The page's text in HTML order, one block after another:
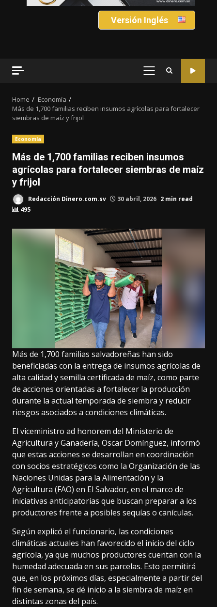
Versión Inglés
PRIMARY
Home
Economía
Más de 1,700 familias reciben insumos agrícolas para fortalecer
siembras de maíz y frijol
Economía
Más de 1,700 familias reciben insumos
agrícolas para fortalecer siembras de maíz
y frijol
Redacción Dinero.com.sv 30 abril, 2026 2 min read
495
Más de 1,700 familias salvadoreñas han sido
beneficiadas con la entrega de insumos agrícolas de
alta calidad y semilla certificada de maíz, como parte
de acciones orientadas a fortalecer la producción
durante la actual temporada de siembra y reducir
riesgos asociados a condiciones climáticas.
El viceministro ad honorem del Ministerio de
Agricultura y Ganadería, Oscar Domínguez, informó
que estas acciones se desarrollan en coordinación
con socios estratégicos como la Organización de las
Naciones Unidas para la Alimentación y la
Agricultura (FAO) en El Salvador, en el marco de
iniciativas anticipatorias que buscan preparar a los
productores frente a posibles sequías o canículas.
Según explicó el funcionario, las condiciones
climáticas actuales han favorecido el inicio del ciclo
agrícola, ya que muchos productores cuentan con la
humedad adecuada en sus parcelas. Esto permitirá
que, en los próximos días, especialmente a partir del
fin de semana, se dé inicio a la siembra de maíz en
distintas zonas del país.